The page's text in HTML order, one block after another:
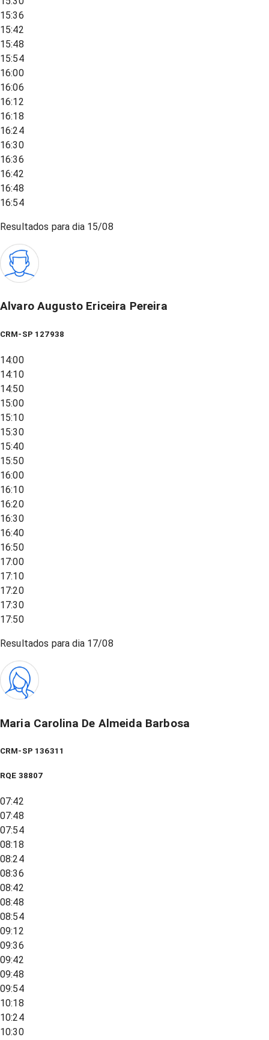
15:36
15:42
15:48
15:54
16:00
16:06
16:12
16:18
16:24
16:30
16:36
16:42
16:48
16:54
Resultados para dia 15/08
Alvaro Augusto Ericeira Pereira
CRM-SP 127938
14:00
14:10
14:50
15:00
15:10
15:30
15:40
15:50
16:00
16:10
16:20
16:30
16:40
16:50
17:00
17:10
17:20
17:30
17:50
Resultados para dia 17/08
Maria Carolina De Almeida Barbosa
CRM-SP 136311
RQE 38807
07:42
07:48
07:54
08:18
08:24
08:36
08:42
08:48
08:54
09:12
09:36
09:42
09:48
09:54
10:18
10:24
10:30